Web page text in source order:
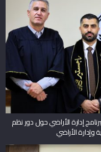
إدارة الأراضي حول دور نظم
وإدارة الأراضي